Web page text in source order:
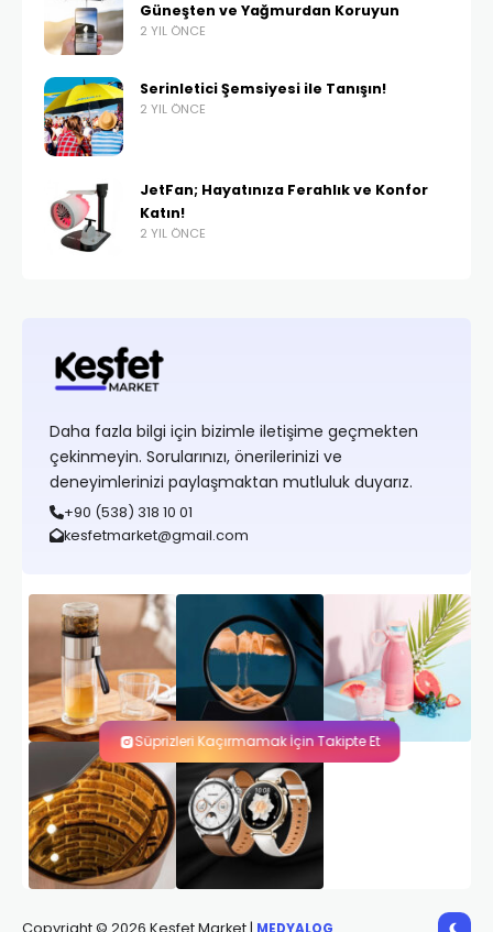
Güneşten ve Yağmurdan Koruyun
2 YIL ÖNCE
Serinletici Şemsiyesi ile Tanışın!
2 YIL ÖNCE
JetFan; Hayatınıza Ferahlık ve Konfor
Katın!
2 YIL ÖNCE
Daha fazla bilgi için bizimle iletişime geçmekten
çekinmeyin. Sorularınızı, önerilerinizi ve
deneyimlerinizi paylaşmaktan mutluluk duyarız.
+90 (538) 318 10 01
kesfetmarket@gmail.com
Süprizleri Kaçırmamak İçin Takipte Et